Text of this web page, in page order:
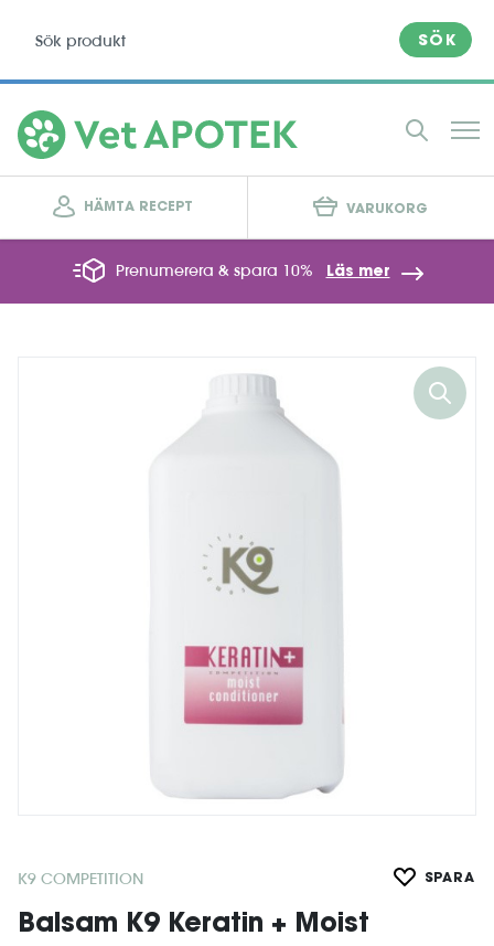
SÖK
HÄMTA RECEPT VARUKORG
Prenumerera & spara 10% Läs mer
K9 COMPETITION SPARA
Balsam K9 Keratin + Moist